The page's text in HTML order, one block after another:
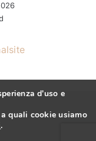
d'uso e
quali cookie usiamo
.